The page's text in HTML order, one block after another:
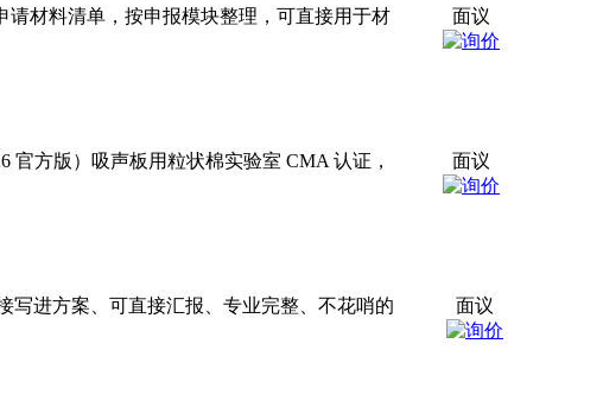
材料清单，按申报模块整理，可直接用于材
面议
方版）吸声板用粒状棉实验室 CMA 认证，
面议
写进方案、可直接汇报、专业完整、不花哨的
面议